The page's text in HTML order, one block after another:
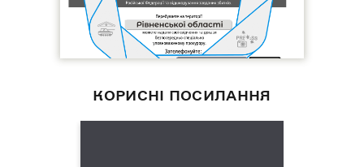
КОРИСНІ ПОСИЛАННЯ